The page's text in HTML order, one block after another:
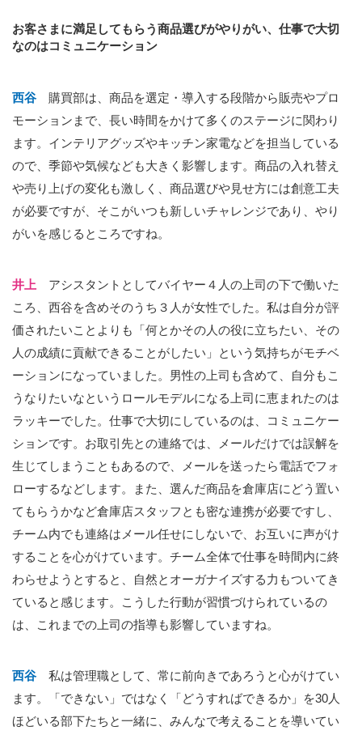
お客さまに満足してもらう商品選びがやりがい、仕事で大切
なのはコミュニケーション
西谷
購買部は、商品を選定・導入する段階から販売やプロ
モーションまで、長い時間をかけて多くのステージに関わり
ます。インテリアグッズやキッチン家電などを担当している
ので、季節や気候なども大きく影響します。商品の入れ替え
や売り上げの変化も激しく、商品選びや見せ方には創意工夫
が必要ですが、そこがいつも新しいチャレンジであり、やり
がいを感じるところですね。
井上
アシスタントとしてバイヤー４人の上司の下で働いた
ころ、西谷を含めそのうち３人が女性でした。私は自分が評
価されたいことよりも「何とかその人の役に立ちたい、その
人の成績に貢献できることがしたい」という気持ちがモチベ
ーションになっていました。男性の上司も含めて、自分もこ
うなりたいなというロールモデルになる上司に恵まれたのは
ラッキーでした。仕事で大切にしているのは、コミュニケー
ションです。お取引先との連絡では、メールだけでは誤解を
生じてしまうこともあるので、メールを送ったら電話でフォ
ローするなどします。また、選んだ商品を倉庫店にどう置い
てもらうかなど倉庫店スタッフとも密な連携が必要ですし、
チーム内でも連絡はメール任せにしないで、お互いに声がけ
することを心がけています。チーム全体で仕事を時間内に終
わらせようとすると、自然とオーガナイズする力もついてき
ていると感じます。こうした行動が習慣づけられているの
は、これまでの上司の指導も影響していますね。
西谷
私は管理職として、常に前向きであろうと心がけてい
ます。「できない」ではなく「どうすればできるか」を30人
ほどいる部下たちと一緒に、みんなで考えることを導いてい